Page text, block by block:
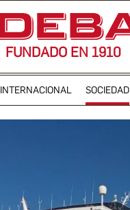
FUNDADO EN 1910
INTERNACIONAL SOCIEDAD